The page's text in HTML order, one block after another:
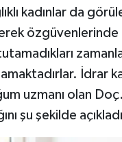
kadınlar da
özgüvenlerinde
İdrar
uzmanı olan
şu şekilde